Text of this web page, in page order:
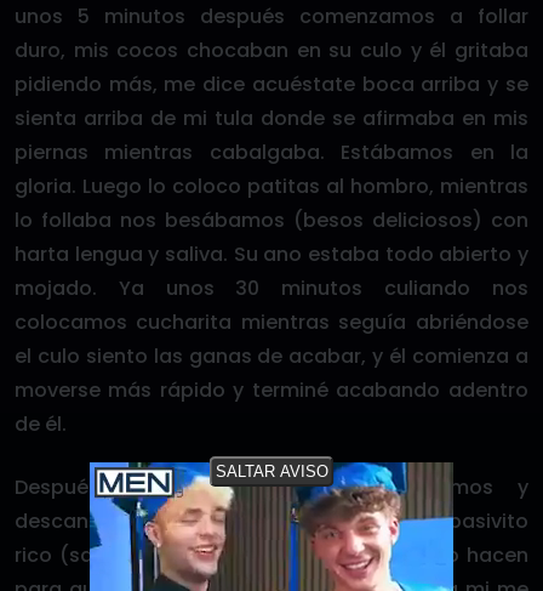
unos 5 minutos después comenzamos a follar
duro, mis cocos chocaban en su culo y él gritaba
pidiendo más, me dice acuéstate boca arriba y se
sienta arriba de mi tula donde se afirmaba en mis
piernas mientras cabalgaba. Estábamos en la
gloria. Luego lo coloco patitas al hombro, mientras
lo follaba nos besábamos (besos deliciosos) con
harta lengua y saliva. Su ano estaba todo abierto y
mojado. Ya unos 30 minutos culiando nos
colocamos cucharita mientras seguía abriéndose
el culo siento las ganas de acabar, y él comienza a
moverse más rápido y terminé acabando adentro
de él.
Después de la faena nos acurrucamos y
descansamos. Sin mentir ese lokito es un pasivito
rico (sabía como moverse y no sé como lo hacen
SALTAR AVISO